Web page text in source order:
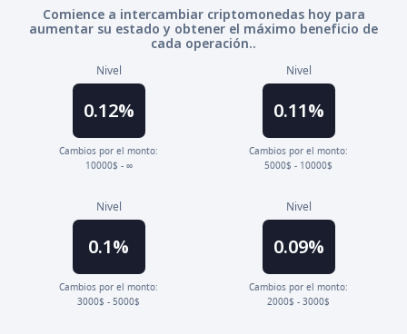
Comience a intercambiar criptomonedas hoy para
aumentar su estado y obtener el máximo beneficio de
cada operación..
Nivel
0.12%
Cambios por el monto:
10000$ - ∞
Nivel
0.11%
Cambios por el monto:
5000$ - 10000$
Nivel
0.1%
Cambios por el monto:
3000$ - 5000$
Nivel
0.09%
Cambios por el monto:
2000$ - 3000$